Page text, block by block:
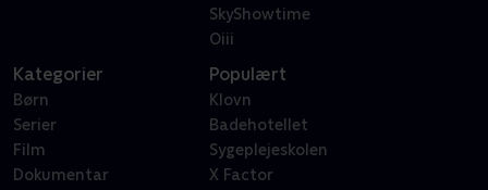
SkyShowtime
Oiii
Kategorier
Børn
Serier
Film
Dokumentar
Populært
Klovn
Badehotellet
Sygeplejeskolen
X Factor